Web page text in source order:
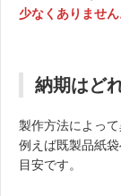
少なくありません
納期はど
製作方法によって
例えば既製品紙
目安です。